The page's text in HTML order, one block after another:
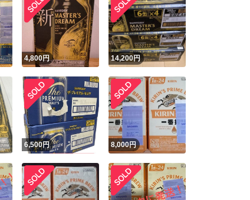
4,800円 14,200円
6,500円 8,000円